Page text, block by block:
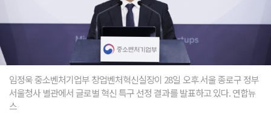
임정욱 중소벤처기업부 창업벤처혁신실장이 28일 오후 서울 종로구 정부
서울청사 별관에서 글로벌 혁신 특구 선정 결과를 발표하고 있다. 연합뉴
스